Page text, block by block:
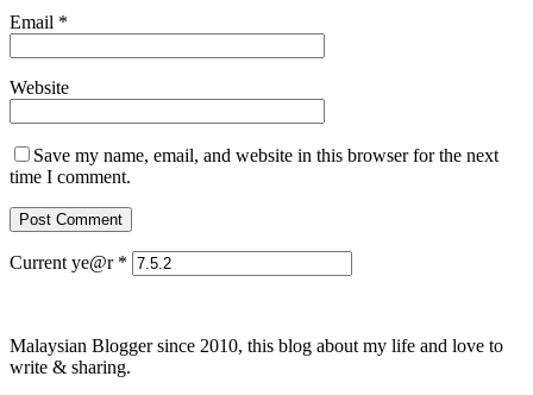
Email *
Website
Save my name, email, and website in this browser for the next
time I comment.
Current ye@r *
Malaysian Blogger since 2010, this blog about my life and love to
write & sharing.